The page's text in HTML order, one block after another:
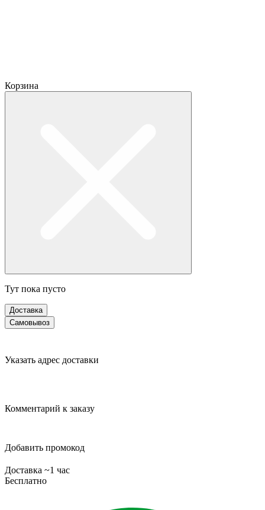
Корзина
Тут пока пусто
Доставка
Самовывоз
Указать адрес доставки
Комментарий к заказу
Добавить промокод
Доставка ~1 час
Бесплатно